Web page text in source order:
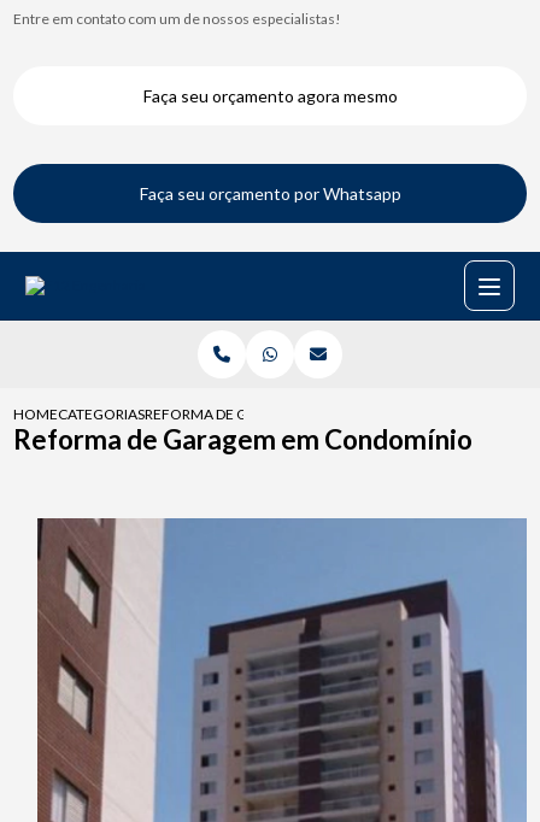
Entre em contato com um de nossos especialistas!
Faça seu orçamento agora mesmo
Faça seu orçamento por Whatsapp
HOMECATEGORIASREFORMA DE GARAGEM EM CONDOMINIO
Reforma de Garagem em Condomínio